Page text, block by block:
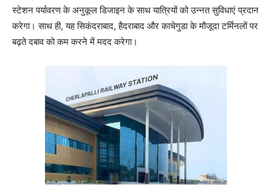
स्टेशन पर्यावरण के अनुकूल डिजाइन के साथ यात्रियों को उन्नत सुविधाएं प्रदान
करेगा। साथ ही, यह सिकंदराबाद, हैदराबाद और काचेगुडा के मौजूदा टर्मिनलों पर
बढ़ते दबाव को कम करने में मदद करेगा।